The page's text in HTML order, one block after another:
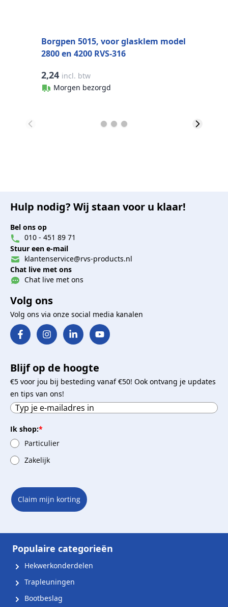
Borgpen 5015, voor glasklem model
2800 en 4200 RVS-316
2,24 incl. btw
Morgen bezorgd
Hulp nodig? Wij staan voor u klaar!
Bel ons op
010 - 451 89 71
Stuur een e-mail
klantenservice@rvs-products.nl
Chat live met ons
Chat live met ons
Volg ons
Volg ons via onze social media kanalen
Blijf op de hoogte
€5 voor jou bij besteding vanaf €50! Ook ontvang je updates
en tips van ons!
Ik shop:*
Particulier
Zakelijk
Claim mijn korting
Populaire categorieën
Hekwerkonderdelen
Trapleuningen
Bootbeslag